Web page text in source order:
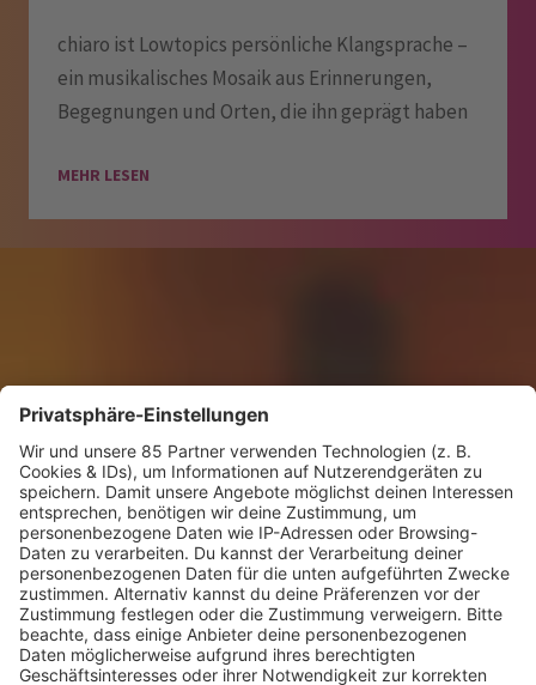
chiaro ist Lowtopics persönliche Klangsprache –
ein musikalisches Mosaik aus Erinnerungen,
Begegnungen und Orten, die ihn geprägt haben
MEHR LESEN
KW30 Album der Woche
SONNY FODERA “CAN WE DO IT